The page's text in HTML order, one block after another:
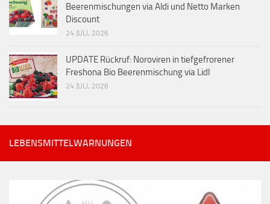
Beerenmischungen via Aldi und Netto Marken
Discount
24 JULI, 2026
UPDATE Rückruf: Noroviren in tiefgefrorener
Freshona Bio Beerenmischung via Lidl
24 JULI, 2026
LEBENSMITTELWARNUNGEN